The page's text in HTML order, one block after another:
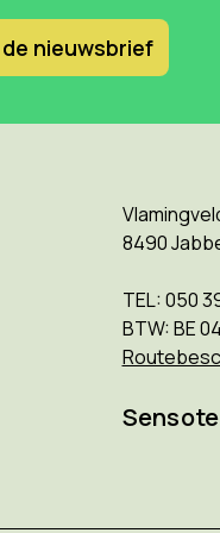
nieuwsbrief
8490
TEL: 050
BTW: BE